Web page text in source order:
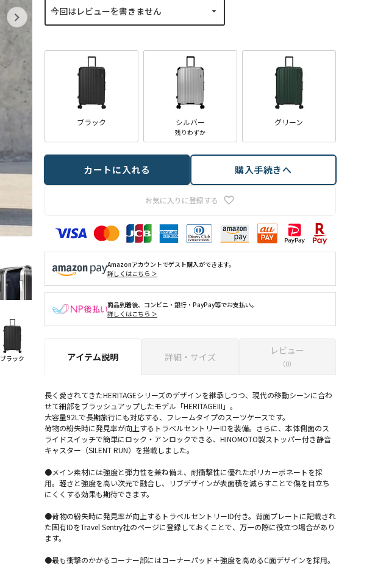
ブラック
必
)
ブラック シルバー
残りわずか
グリーン
お気に入りに登録する
カートに入れる 購入手続きへ
Amazonアカウントでゲスト購入ができます。
詳しくはこちら ＞
商品到着後、コンビニ・銀行・PayPay等でお支払い。
詳しくはこちら ＞
アイテム説明 詳細・サイズ
レビュー
（0）
長く愛されてきたHERITAGEシリーズのデザインを継承しつつ、現代の移動シーンに合わ
せて細部をブラッシュアップしたモデル「HERITAGEIII」。
大容量92Lで長期旅行にも対応する、フレームタイプのスーツケースです。
荷物の紛失時に発見率が向上するトラベルセントリーIDを装備。さらに、本体側面のス
ライドスイッチで簡単にロック・アンロックできる、HINOMOTO製ストッパー付き静音
キャスター（SILENT RUN）を搭載しました。
●メイン素材には強度と弾力性を兼ね備え、耐衝撃性に優れたポリカーボネートを採
用。軽さと強度を高い次元で融合し、リブデザインが表面積を減らすことで傷を目立ち
にくくする効果も期待できます。
●荷物の紛失時に発見率が向上するトラベルセントリーID付き。背面プレートに記載され
た固有IDをTravel Sentry社のページに登録しておくことで、万一の際に役立つ場合があり
ます。
●最も衝撃のかかるコーナー部にはコーナーパッド＋強度を高めるC面デザインを採用。